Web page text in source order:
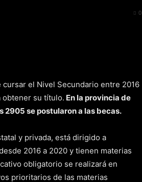
0
el Nivel Secundario entre 2016
obtener su título. En la provincia de
2905 se postularon a las becas.
y privada, está dirigido a
2016 a 2020 y tienen materias
obligatorio se realizará en
prioritarios de las materias